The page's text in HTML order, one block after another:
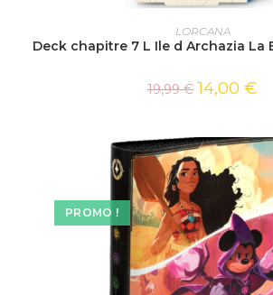
AJOUTER AU PANIER
LORCANA
Deck chapitre 7 L Ile d Archazia La
19,99€ 14,00 €
PROMO !